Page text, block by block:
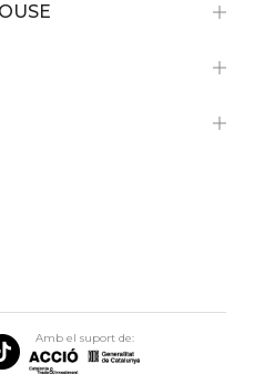
Amb el suport de: